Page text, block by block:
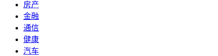
房产
金融
通信
健康
汽车